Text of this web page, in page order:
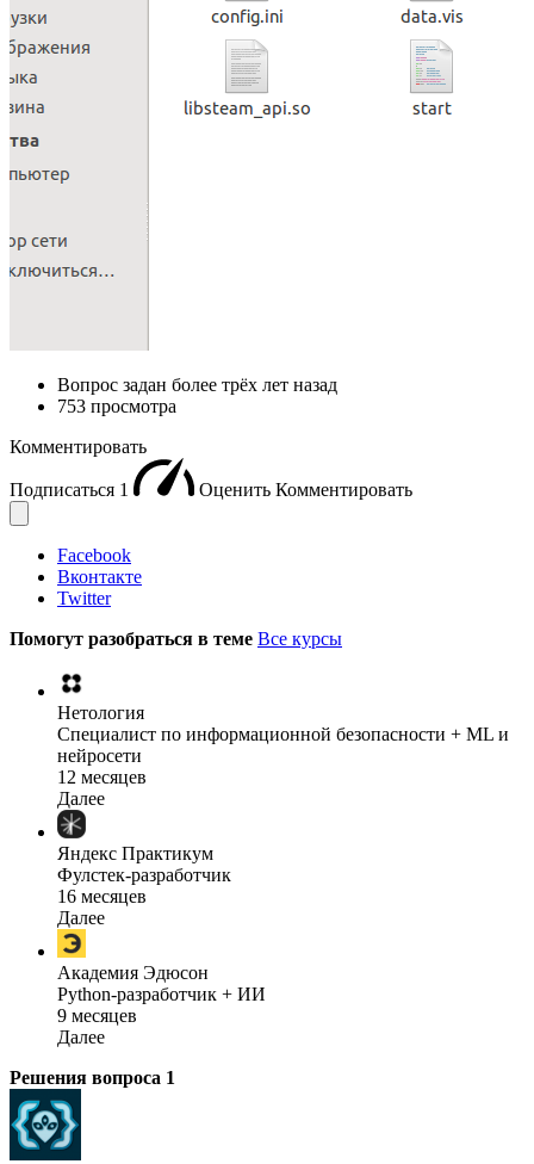
Вопрос задан более трёх лет назад
753 просмотра
Комментировать
Подписаться 1 Оценить Комментировать
Facebook
Вконтакте
Twitter
Помогут разобраться в теме Все курсы
Нетология
Специалист по информационной безопасности + ML и
нейросети
12 месяцев
Далее
Яндекс Практикум
Фулстек-разработчик
16 месяцев
Далее
Академия Эдюсон
Python-разработчик + ИИ
9 месяцев
Далее
Решения вопроса 1